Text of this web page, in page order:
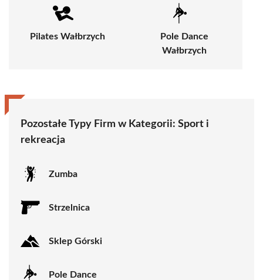
Pilates Wałbrzych
Pole Dance
Wałbrzych
Pozostałe Typy Firm w Kategorii: Sport i
rekreacja
Zumba
Strzelnica
Sklep Górski
Pole Dance